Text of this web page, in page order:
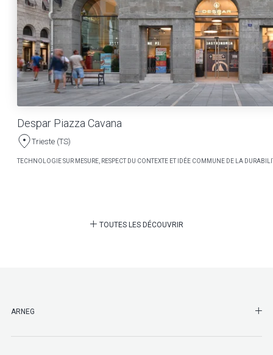
Despar Piazza Cavana
Trieste (TS)
TECHNOLOGIE SUR MESURE, RESPECT DU CONTEXTE ET IDÉE COMMUNE DE LA
TOUTES LES DÉCOUVRIR
ARNEG